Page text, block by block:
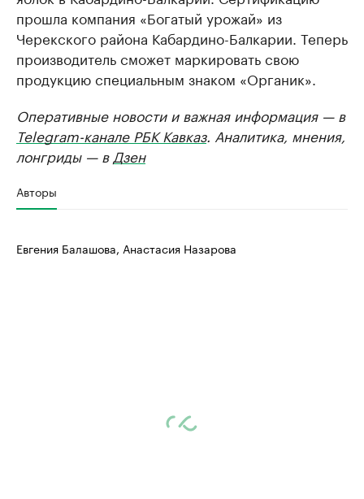
прошла компания «Богатый урожай» из
Черекского района Кабардино-Балкарии. Теперь
производитель сможет маркировать свою
продукцию специальным знаком «Органик».
Оперативные новости и важная информация — в
Telegram-канале РБК Кавказ. Аналитика, мнения,
лонгриды — в Дзен
Авторы
Евгения Балашова, Анастасия Назарова